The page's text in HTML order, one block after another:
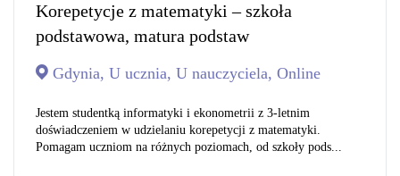
Korepetycje z matematyki – szkoła
podstawowa, matura podstaw
Gdynia, U ucznia, U nauczyciela, Online
Jestem studentką informatyki i ekonometrii z 3-letnim
doświadczeniem w udzielaniu korepetycji z matematyki.
Pomagam uczniom na różnych poziomach, od szkoły pods...